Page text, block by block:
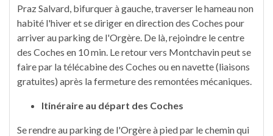
Praz Salvard, bifurquer à gauche, traverser le hameau non
habité l'hiver et se diriger en direction des Coches pour
arriver au parking de l'Orgère. De là, rejoindre le centre
des Coches en 10 min. Le retour vers Montchavin peut se
faire par la télécabine des Coches ou en navette (liaisons
gratuites) après la fermeture des remontées mécaniques.
Itinéraire au départ des Coches
Se rendre au parking de l'Orgère à pied par le chemin qui